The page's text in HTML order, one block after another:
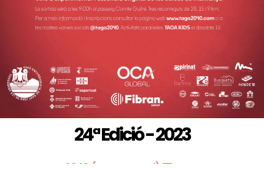
24ª Edició - 2023